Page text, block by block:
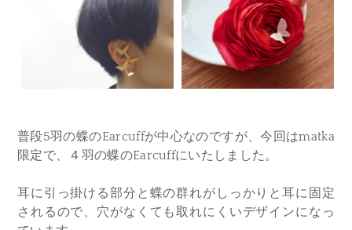
普段5羽の蝶のEarcuffが中心なのですが、今回はmatka
限定で、４羽の蝶のEarcuffにいたしました。
耳に引っ掛ける部分と 蝶の群れがしっかりと耳に固定
されるので、穴がなくても取れにくいデザインになっ